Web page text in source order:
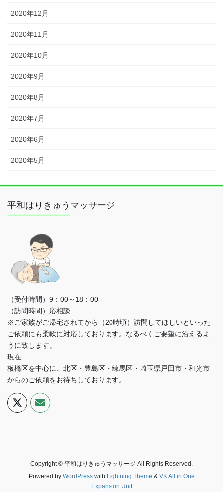
2020年12月
2020年11月
2020年10月
2020年9月
2020年8月
2020年7月
2020年6月
2020年5月
平和はりきゅうマッサージ
（受付時間）9：00～18：00
（訪問時間）応相談
※ご家族がご帰宅されてから（20時頃）訪問してほしいといった
ご依頼にも柔軟に対応しております。なるべくご要望に沿えるよ
うに致します。
現在
板橋区を中心に、北区・豊島区・練馬区・埼玉県戸田市・和光市
からのご依頼をお待ちしております。
Copyright © 平和はりきゅうマッサージ All Rights Reserved.
Powered by WordPresswith Lightning Theme & VK All in One
Expansion Unit